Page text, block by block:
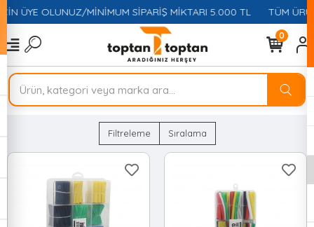
ÜYE OLUNUZ/MİNİMUM SİPARİŞ MİKTARI 5.000 TL TÜM
0
Filtreleme Sıralama